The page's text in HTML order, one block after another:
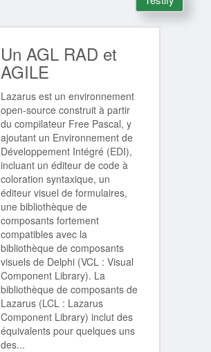
Un AGL RAD et
AGILE
Lazarus est un environnement
open-source construit à partir
du compilateur Free Pascal, y
ajoutant un Environnement de
Développement Intégré (EDI),
incluant un éditeur de code à
coloration syntaxique, un
éditeur visuel de formulaires,
une bibliothèque de
composants fortement
compatibles avec la
bibliothèque de composants
visuels de Delphi (VCL : Visual
Component Library). La
bibliothèque de composants de
Lazarus (LCL : Lazarus
Component Library) inclut des
équivalents pour quelques uns
des...